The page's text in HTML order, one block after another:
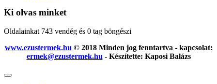
Ki olvas minket
Oldalainkat 743 vendég és 0 tag böngészi
www.ezustermek.hu © 2018 Minden jog fenntartva - kapcsolat:
ermek@ezustermek.hu - Készítette: Kaposi Balázs